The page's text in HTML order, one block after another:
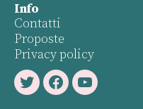
Info
Contatti
Proposte
Privacy policy
TwitterFacebookYoutube